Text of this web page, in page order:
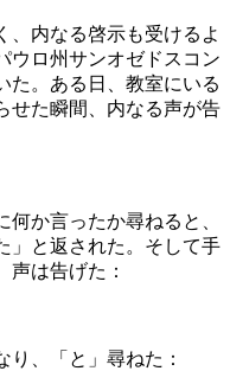
、内なる啓示も受けるよ
ウロ州サンオゼドスコン
た。ある日、教室にいる
せた瞬間、内なる声が告
か言ったか尋ねると、
」と返された。そして手
声は告げた：
、「と」尋ねた：